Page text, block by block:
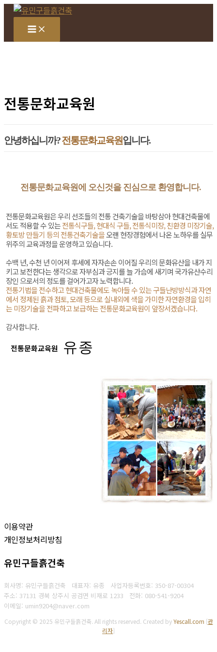
기
전통문화교육원
안녕하십니까?전통문화교육원입니다.
전통문화교육원에 오신것을 진심으로 환영합니다.
전통문화교육원은 우리 선조들의 전통 건축기술을 바탕삼아 현대건축물에
서도 적용할 수 있는전통식구들, 현대식 구들, 전통식미장, 친환경 미장기술,
황토방 만들기 등의 전통건축기술을오랜 현장경험에서 나온 노하우를 실무
위주의 교육과정을 운영하고 있습니다.
수백 년, 수천 년 이어져 후세에 자자손손 이어질 우리의 문화유산을 내가 지
키고 보전한다는 생각으로 자부심과 긍지를 늘 가슴에 새기며 국가유산수리
장인 으로서의 정도를 걸어가고자 노력합니다.
전통기법을 전수하고 현대건축물에도 녹아들 수 있는 구들난방방식과 자연
에서 정제된 흙과 점토, 모래 등으로 실내외에 색을 가미한 자연환경을 입히
는 미장기술을 전파하고 보급하는 전통문화교육원이 앞장서겠습니다.
감사합니다.
전통문화교육원 유종
이용약관
개인정보처리방침
유민구들흙건축
회사명: 유민구들흙건축 대표자: 유종 사업자등록번호: 350-87-00304
주소: 37131 경북 상주시 공검면 비재로 1233 전화: 080-541-9204
이메일: umin9204@naver.com
Copyright © 2025 유민구들흙건축. All rights reserved. Created byYescall.com [관
리자]